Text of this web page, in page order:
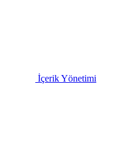
İçerik Yönetimi